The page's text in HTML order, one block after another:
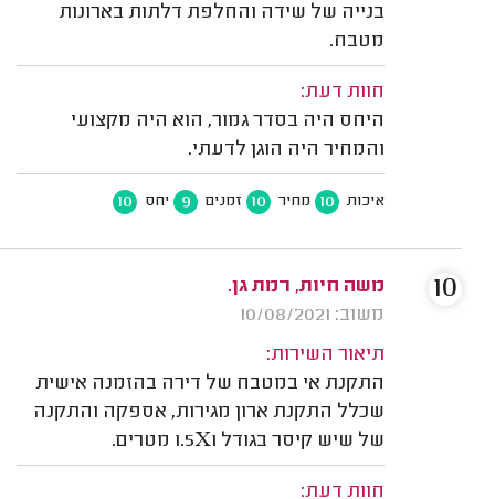
בנייה של שידה והחלפת דלתות בארונות
מטבח.
חוות דעת:
היחס היה בסדר גמור, הוא היה מקצועי
והמחיר היה הוגן לדעתי.
איכות 10 מחיר 10 זמנים 9 יחס 10
משה חיות, רמת גן.
משוב: 10/08/2021
תיאור השירות:
התקנת אי במטבח של דירה בהזמנה אישית
שכלל התקנת ארון מגירות, אספקה והתקנה
של שיש קיסר בגודל 1.5X1 מטרים.
חוות דעת:
10